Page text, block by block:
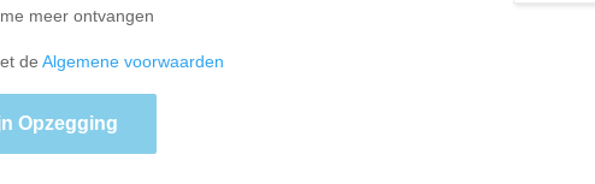
meer ontvangen
deAlgemene voorwaarden
Opzegging